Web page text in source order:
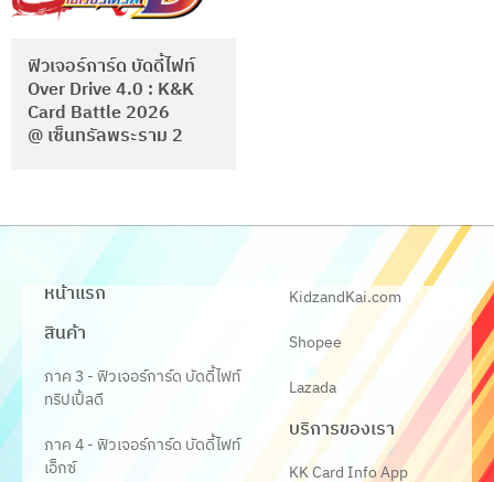
ฟิวเจอร์การ์ด บัดดี้ไฟท์
Over Drive 4.0 : K&K
Card Battle 2026
@ เซ็นทรัลพระราม 2
หน้าแรก
สินค้า
ภาค 3 - ฟิวเจอร์การ์ด บัดดี้ไฟท์
ทริปเปิ้ลดี
ภาค 4 - ฟิวเจอร์การ์ด บัดดี้ไฟท์
เอ็กซ์
KidzandKai.com
Shopee
Lazada
บริการของเรา
KK Card Info App